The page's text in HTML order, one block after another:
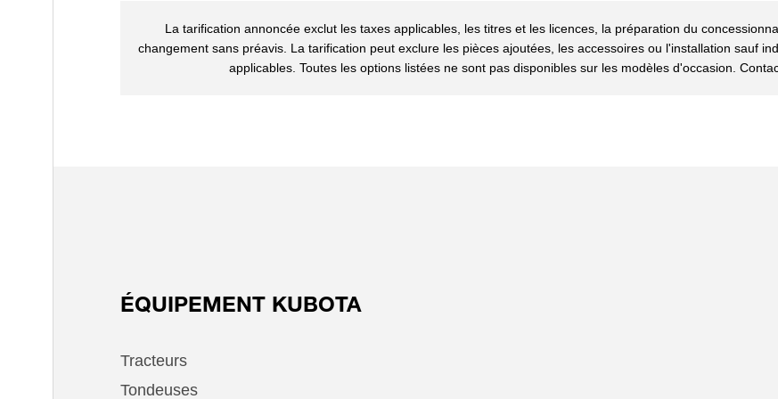
La tarification annoncée exclut les taxes applicables, les titres et les licences, la préparation du
changement sans préavis. La tarification peut exclure les pièces ajoutées, les accessoires ou l'installation sauf
applicables. Toutes les options listées ne sont pas disponibles sur les modèles d'occasion.
ÉQUIPEMENT KUBOTA
Tracteurs
Tondeuses